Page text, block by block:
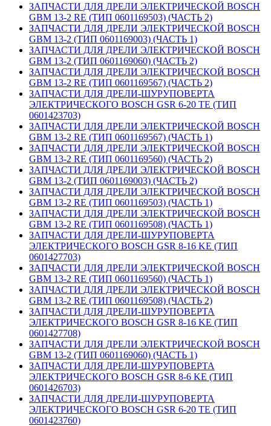
ЗАПЧАСТИ ДЛЯ ДРЕЛИ ЭЛЕКТРИЧЕСКОЙ BOSCH
GBM 13-2 RE (ТИП 0601169503) (ЧАСТЬ 2)
ЗАПЧАСТИ ДЛЯ ДРЕЛИ ЭЛЕКТРИЧЕСКОЙ BOSCH
GBM 13-2 (ТИП 0601169003) (ЧАСТЬ 1)
ЗАПЧАСТИ ДЛЯ ДРЕЛИ ЭЛЕКТРИЧЕСКОЙ BOSCH
GBM 13-2 (ТИП 0601169060) (ЧАСТЬ 2)
ЗАПЧАСТИ ДЛЯ ДРЕЛИ ЭЛЕКТРИЧЕСКОЙ BOSCH
GBM 13-2 RE (ТИП 0601169567) (ЧАСТЬ 2)
ЗАПЧАСТИ ДЛЯ ДРЕЛИ-ШУРУПОВЕРТА
ЭЛЕКТРИЧЕСКОГО BOSCH GSR 6-20 TE (ТИП
0601423703)
ЗАПЧАСТИ ДЛЯ ДРЕЛИ ЭЛЕКТРИЧЕСКОЙ BOSCH
GBM 13-2 RE (ТИП 0601169567) (ЧАСТЬ 1)
ЗАПЧАСТИ ДЛЯ ДРЕЛИ ЭЛЕКТРИЧЕСКОЙ BOSCH
GBM 13-2 RE (ТИП 0601169560) (ЧАСТЬ 2)
ЗАПЧАСТИ ДЛЯ ДРЕЛИ ЭЛЕКТРИЧЕСКОЙ BOSCH
GBM 13-2 (ТИП 0601169003) (ЧАСТЬ 2)
ЗАПЧАСТИ ДЛЯ ДРЕЛИ ЭЛЕКТРИЧЕСКОЙ BOSCH
GBM 13-2 RE (ТИП 0601169503) (ЧАСТЬ 1)
ЗАПЧАСТИ ДЛЯ ДРЕЛИ ЭЛЕКТРИЧЕСКОЙ BOSCH
GBM 13-2 RE (ТИП 0601169508) (ЧАСТЬ 1)
ЗАПЧАСТИ ДЛЯ ДРЕЛИ-ШУРУПОВЕРТА
ЭЛЕКТРИЧЕСКОГО BOSCH GSR 8-16 KE (ТИП
0601427703)
ЗАПЧАСТИ ДЛЯ ДРЕЛИ ЭЛЕКТРИЧЕСКОЙ BOSCH
GBM 13-2 RE (ТИП 0601169560) (ЧАСТЬ 1)
ЗАПЧАСТИ ДЛЯ ДРЕЛИ ЭЛЕКТРИЧЕСКОЙ BOSCH
GBM 13-2 RE (ТИП 0601169508) (ЧАСТЬ 2)
ЗАПЧАСТИ ДЛЯ ДРЕЛИ-ШУРУПОВЕРТА
ЭЛЕКТРИЧЕСКОГО BOSCH GSR 8-16 KE (ТИП
0601427708)
ЗАПЧАСТИ ДЛЯ ДРЕЛИ ЭЛЕКТРИЧЕСКОЙ BOSCH
GBM 13-2 (ТИП 0601169060) (ЧАСТЬ 1)
ЗАПЧАСТИ ДЛЯ ДРЕЛИ-ШУРУПОВЕРТА
ЭЛЕКТРИЧЕСКОГО BOSCH GSR 8-6 KE (ТИП
0601426703)
ЗАПЧАСТИ ДЛЯ ДРЕЛИ-ШУРУПОВЕРТА
ЭЛЕКТРИЧЕСКОГО BOSCH GSR 6-20 TE (ТИП
0601423760)